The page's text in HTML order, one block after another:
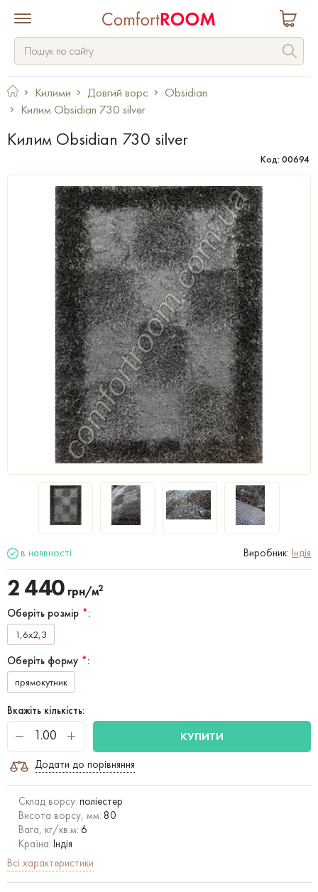
Килими Довгий ворс
Obsidian
Килим Obsidian 730 silver
Килим Obsidian 730 silver
Код: 00694
в наявності Виробник: Індія
2 440 грн/м2
Оберіть розмір *:
1,6x2,3
Оберіть форму *:
прямокутник
Вкажіть кількість:
КУПИТИ
Додати до порівняння
Склад ворсу: поліестер
Висота ворсу, мм: 80
Вага, кг/кв.м: 6
Країна: Індія
Всі характеристики